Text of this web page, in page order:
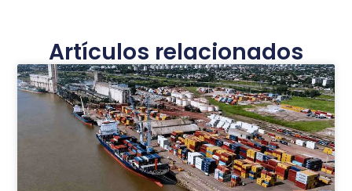
Artículos relacionados